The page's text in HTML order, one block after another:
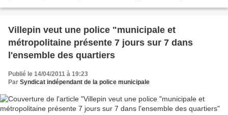
Villepin veut une police "municipale et
métropolitaine présente 7 jours sur 7 dans
l'ensemble des quartiers
Publié le 14/04/2011 à 19:23
Par Syndicat indépendant de la police municipale